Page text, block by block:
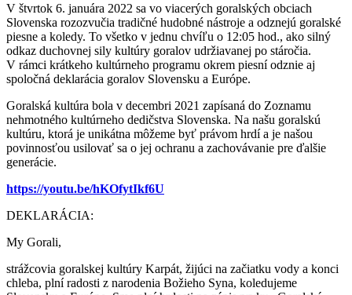
V štvrtok 6. januára 2022 sa vo viacerých goralských obciach
Slovenska rozozvučia tradičné hudobné nástroje a odznejú goralské
piesne a koledy. To všetko v jednu chvíľu o 12:05 hod., ako silný
odkaz duchovnej sily kultúry goralov udržiavanej po stáročia.
V rámci krátkeho kultúrneho programu okrem piesní odznie aj
spoločná deklarácia goralov Slovensku a Európe.
Goralská kultúra bola v decembri 2021 zapísaná do Zoznamu
nehmotného kultúrneho dedičstva Slovenska. Na našu goralskú
kultúru, ktorá je unikátna môžeme byť právom hrdí a je našou
povinnosťou usilovať sa o jej ochranu a zachovávanie pre ďalšie
generácie.
https://youtu.be/hKOfytIkf6U
DEKLARÁCIA:
My Gorali,
strážcovia goralskej kultúry Karpát, žijúci na začiatku vody a konci
chleba, plní radosti z narodenia Božieho Syna, koledujeme